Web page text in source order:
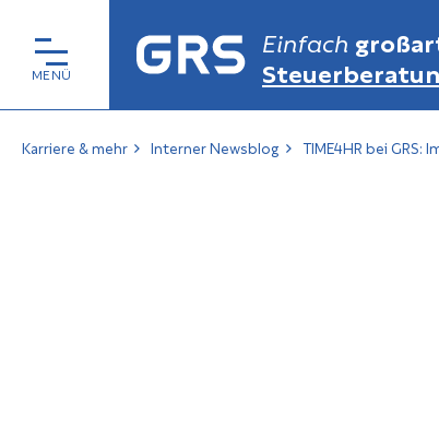
Einfach
Karriere & mehr Interner Newsblog TIME4HR bei GRS: